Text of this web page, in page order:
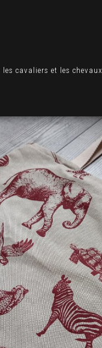
cavaliers et les chevaux